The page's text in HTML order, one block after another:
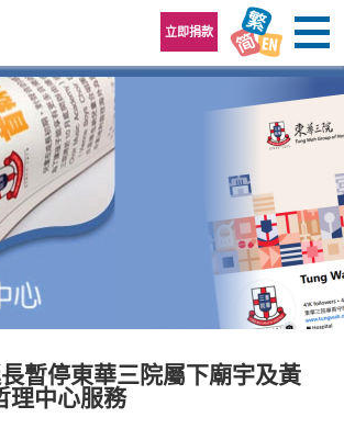
立即捐款
暫停東華三院屬下廟宇及黃
理中心服務